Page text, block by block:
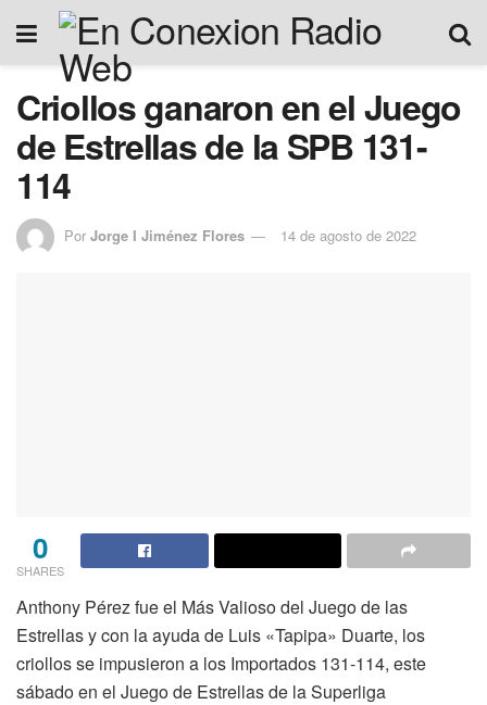
Criollos ganaron en el Juego
de Estrellas de la SPB 131-
114
Por Jorge I Jiménez Flores 14 de agosto de 2022
0
SHARES
Anthony Pérez fue el Más Valioso del Juego de las
Estrellas y con la ayuda de Luis «Tapipa» Duarte, los
criollos se impusieron a los Importados 131-114, este
sábado en el Juego de Estrellas de la Superliga